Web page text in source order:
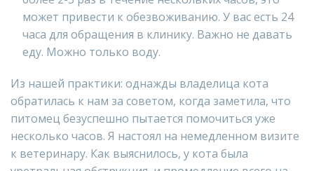
может привести к обезвоживанию. У вас есть 24
часа для обращения в клинику. Важно не давать
еду. Можно только воду.
Из нашей практики: однажды владелица кота
обратилась к нам за советом, когда заметила, что
питомец безуспешно пытается помочиться уже
несколько часов. Я настоял на немедленном визите
к ветеринару. Как выяснилось, у кота была